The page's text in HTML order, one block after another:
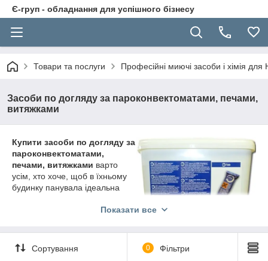
Є-груп - обладнання для успішного бізнесу
Товари та послуги Професійні миючі засоби і хімія для
Засоби по догляду за пароконвектоматами, печами,
витяжками
Купити засоби по догляду за
пароконвектоматами,
печами, витяжками варто
усім, хто хоче, щоб в їхньому
будинку панувала ідеальна
нашого інтернет-магазину має
широким асортиментом різних
засобів по догляду за подібною
апаратурою, які можна
Показати все
Сортування 0 Фільтри